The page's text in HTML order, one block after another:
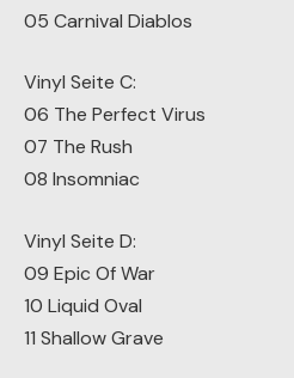
05 Carnival Diablos
Vinyl Seite C:
06 The Perfect Virus
07 The Rush
08 Insomniac
Vinyl Seite D:
09 Epic Of War
10 Liquid Oval
11 Shallow Grave